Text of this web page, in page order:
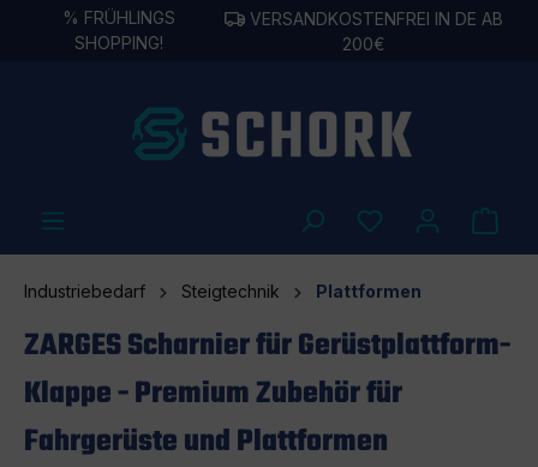
springen
% FRÜHLINGS
SHOPPING!
VERSANDKOSTENFREI IN DE AB
200€
Industriebedarf Steigtechnik Plattformen
ZARGES Scharnier für Gerüstplattform-
Klappe - Premium Zubehör für
Fahrgerüste und Plattformen